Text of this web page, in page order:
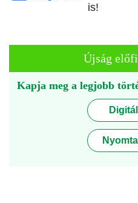
is!
Újság
Kapja meg a legjobb